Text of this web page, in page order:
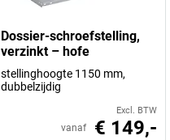
Dossier-schroefstelling,
verzinkt – hofe
stellinghoogte 1150 mm,
dubbelzijdig
Excl. BTW
vanaf € 149,-